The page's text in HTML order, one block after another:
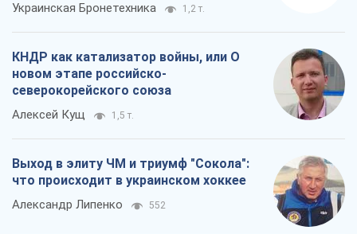
Украинская Бронетехника 1,2 т.
КНДР как катализатор войны, или О
новом этапе российско-
северокорейского союза
Алексей Кущ 1,5 т.
Выход в элиту ЧМ и триумф "Сокола":
что происходит в украинском хоккее
Александр Липенко 552